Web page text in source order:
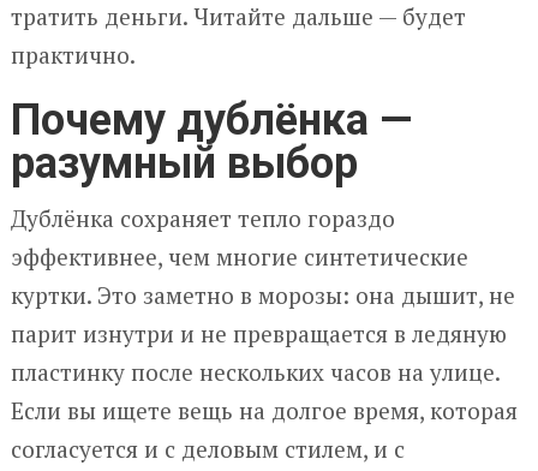
тратить деньги. Читайте дальше — будет
практично.
Почему дублёнка —
разумный выбор
Дублёнка сохраняет тепло гораздо
эффективнее, чем многие синтетические
куртки. Это заметно в морозы: она дышит, не
парит изнутри и не превращается в ледяную
пластинку после нескольких часов на улице.
Если вы ищете вещь на долгое время, которая
согласуется и с деловым стилем, и с